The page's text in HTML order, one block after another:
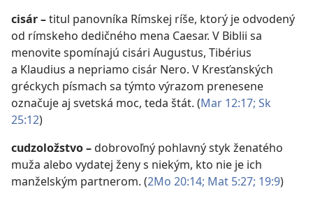
cisár–titul panovníka Rímskej ríše, ktorý je odvodený
od rímskeho dedičného mena Caesar. V Biblii sa
menovite spomínajú cisári Augustus, Tibérius
a Klaudius a nepriamo cisár Nero. V Kresťanských
gréckych písmach sa týmto výrazom prenesene
označuje aj svetská moc, teda štát. (Mar 12:17; Sk
25:12)
cudzoložstvo–dobrovoľný pohlavný styk ženatého
muža alebo vydatej ženy s niekým, kto nie je ich
manželským partnerom. (2Mo 20:14; Mat 5:27; 19:9)